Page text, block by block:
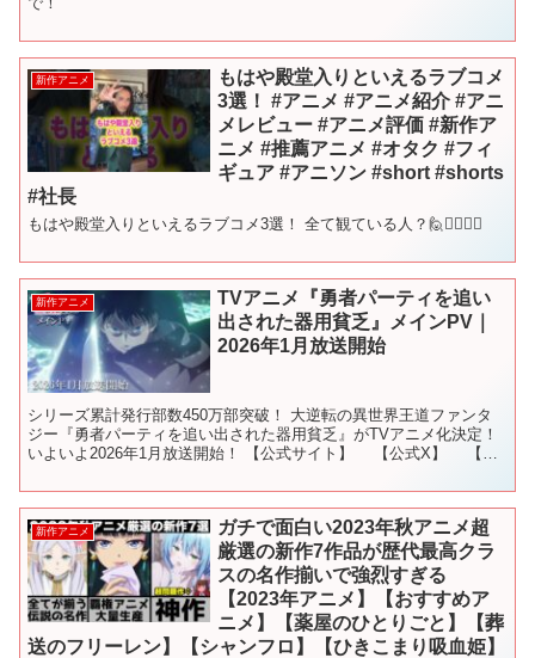
新作アニメ
もはや殿堂入りといえるラブコメ
3選！ #アニメ #アニメ紹介 #アニ
メレビュー #アニメ評価 #新作ア
ニメ #推薦アニメ #オタク #フィ
ギュア #アニソン #short #shorts
#社長
もはや殿堂入りといえるラブコメ3選！ 全て観ている人？🙋🙋‍♀️🙋‍♂️
新作アニメ
TVアニメ『勇者パーティを追い
出された器用貧乏』メインPV｜
2026年1月放送開始
シリーズ累計発行部数450万部突破！ 大逆転の異世界王道ファンタ
ジー『勇者パーティを追い出された器用貧乏』がTVアニメ化決定！
いよいよ2026年1月放送開始！ 【公式サイト】 【公式X】 【原
新作アニメ
ガチで面白い2023年秋アニメ超
厳選の新作7作品が歴代最高クラ
スの名作揃いで強烈すぎる
【2023年アニメ】【おすすめア
ニメ】【薬屋のひとりごと】【葬
送のフリーレン】【シャンフロ】【ひきこまり吸血姫】